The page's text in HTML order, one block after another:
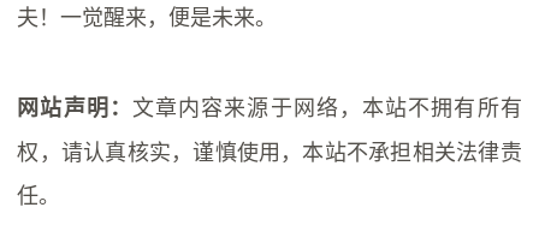
夫！一觉醒来，便是未来。
网站声明： 文章内容来源于网络，本站不拥有所有
权，请认真核实，谨慎使用，本站不承担相关法律责
任。